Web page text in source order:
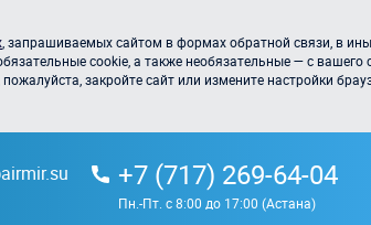
, запрашиваемых сайтом в формах обратной связи, в
cookie, а также необязательные — с вашего
закройте сайт или измените настройки
+7 (717) 269-64-04
Пн.-Пт. с 8:00 до 17:00 (Астана)